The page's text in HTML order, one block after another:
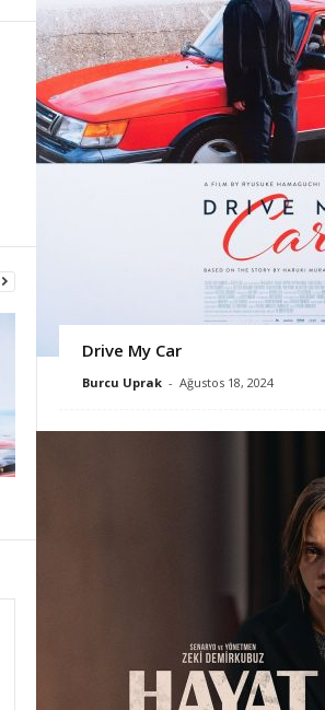
Drive My Car
Burcu Uprak - Ağustos 18, 2024